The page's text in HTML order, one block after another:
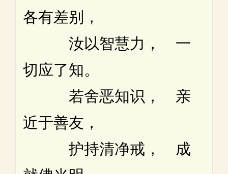
各有差别，
汝以智慧力， 一
切应了知。
若舍恶知识， 亲
近于善友，
护持清净戒， 成